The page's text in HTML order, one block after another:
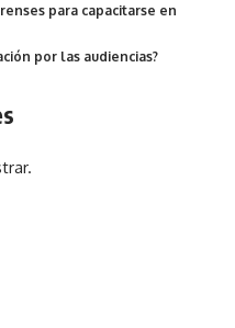
para capacitarse en
por las audiencias?